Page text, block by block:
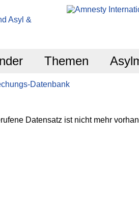
Themen
Datenbank
Datensatz ist nicht mehr